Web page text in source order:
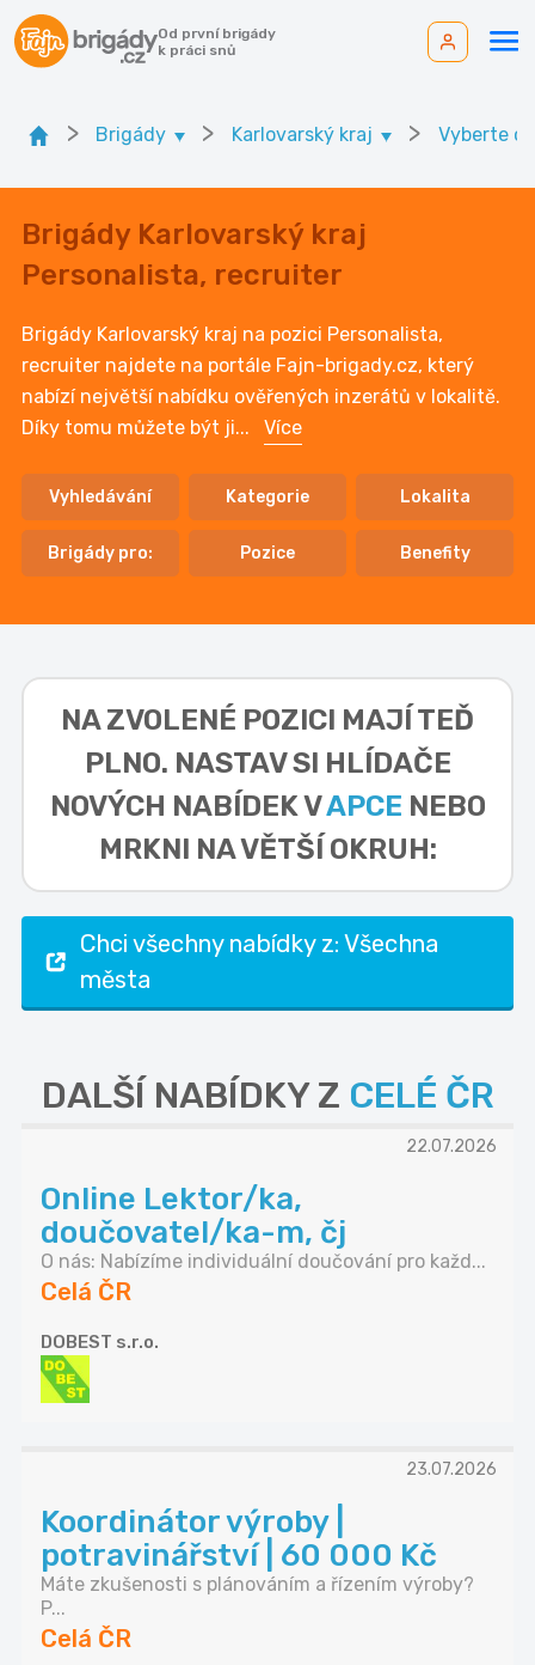
Od první brigády
k práci snů
> Brigády > Karlovarský kraj > Vyberte
Brigády Karlovarský kraj
Personalista, recruiter
Brigády Karlovarský kraj na pozici Personalista,
recruiter najdete na portále Fajn-brigady.cz, který
nabízí největší nabídku ověřených inzerátů v lokalitě.
Díky tomu můžete být ji... Více
Vyhledávání Kategorie Lokalita
Brigády pro: Pozice Benefity
NA ZVOLENÉ POZICI MAJÍ TEĎ
PLNO. NASTAV SI HLÍDAČE
NOVÝCH NABÍDEK VAPCE NEBO
MRKNI NA VĚTŠÍ OKRUH:
Chci všechny nabídky z: Všechna
města
DALŠÍ NABÍDKY Z CELÉ ČR
22.07.2026
Online Lektor/ka,
doučovatel/ka-m, čj
O nás: Nabízíme individuální doučování pro každ...
Celá ČR
DOBEST s.r.o.
23.07.2026
Koordinátor výroby |
potravinářství | 60 000 Kč
Máte zkušenosti s plánováním a řízením výroby?
P...
Celá ČR